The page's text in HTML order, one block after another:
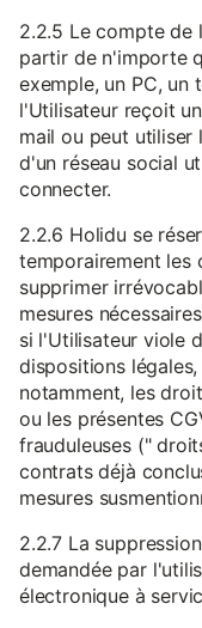
2.2.5 Le compte de
partir de n'importe
exemple, un PC, un
l'Utilisateur reçoit
mail ou peut utiliser
d'un réseau social
connecter.
2.2.6 Holidu se
temporairement les
supprimer
mesures
si l'Utilisateur viole
dispositions
notamment, les
ou les présentes
frauduleuses ("
contrats déjà
mesures
2.2.7 La
demandée par
électronique à